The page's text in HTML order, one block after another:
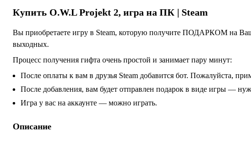
Купить O.W.L Projekt 2, игра на ПК | Steam
Вы приобретаете игру в Steam, которую получите ПОДАРКОМ на Ваш
выходных.
Процесс получения гифта очень простой и занимает пару минут:
После оплаты к вам в друзья Steam добавится бот. Пожалуйста,
После добавления, вам будет отправлен подарок в виде игры —
Игра у вас на аккаунте — можно играть.
Описание